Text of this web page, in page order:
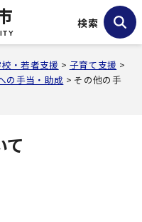
検索
・若者支援 > 子育て支援 >
の手当・助成 > その他の手
て